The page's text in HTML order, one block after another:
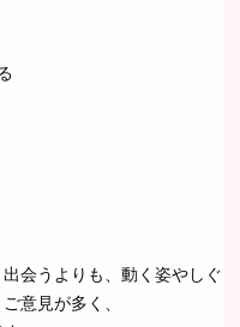
会うよりも、動く姿やしぐ
意見が多く、